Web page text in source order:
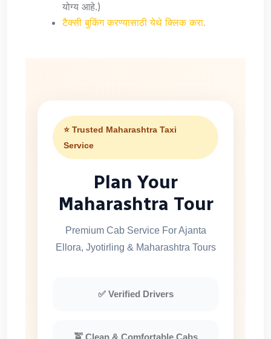
योग्य आहे.)
टैक्सी बुकिंग करण्यासाठी येथे क्लिक करा.
⭐ Trusted Maharashtra Taxi
Service
Plan Your
Maharashtra Tour
Premium Cab Service For Ajanta
Ellora, Jyotirling & Maharashtra Tours
✅ Verified Drivers
🚖 Clean & Comfortable Cabs